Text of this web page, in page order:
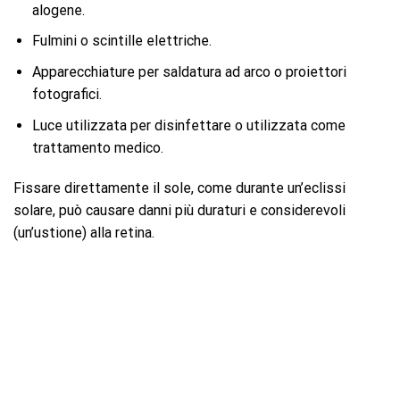
alogene.
Fulmini o scintille elettriche.
Apparecchiature per saldatura ad arco o proiettori
fotografici.
Luce utilizzata per disinfettare o utilizzata come
trattamento medico.
Fissare direttamente il sole, come durante un’eclissi
solare, può causare danni più duraturi e considerevoli
(un’ustione) alla retina.